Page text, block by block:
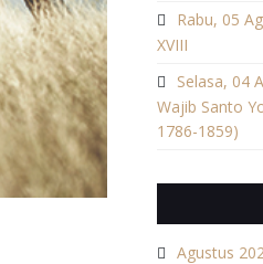
Rabu, 05
XVIII
Selasa, 04
Wajib Santo
1786-1859)
Agustus